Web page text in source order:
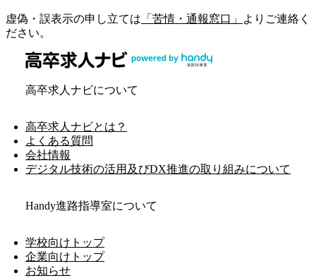
虚偽・誤表示の申し立ては 「苦情・通報窓口」
よりご連絡く
ださい。
高卒求人ナビについて
高卒求人ナビとは？
よくある質問
会社情報
デジタル技術の活用及びDX推進の取り組みについて
Handy進路指導室について
学校向けトップ
企業向けトップ
お知らせ